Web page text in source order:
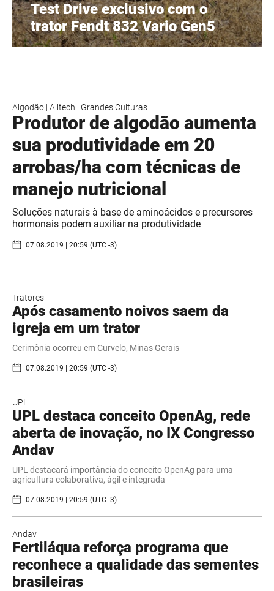
Test Drive exclusivo com o
trator Fendt 832 Vario Gen5
Algodão | Alltech | Grandes Culturas
Produtor de algodão aumenta
sua produtividade em 20
arrobas/ha com técnicas de
manejo nutricional
Soluções naturais à base de aminoácidos e precursores
hormonais podem auxiliar na produtividade
07.08.2019 | 20:59 (UTC -3)
Tratores
Após casamento noivos saem da
igreja em um trator
Cerimônia ocorreu em Curvelo, Minas Gerais
07.08.2019 | 20:59 (UTC -3)
UPL
UPL destaca conceito OpenAg, rede
aberta de inovação, no IX Congresso
Andav
UPL destacará importância do conceito OpenAg para uma
agricultura colaborativa, ágil e integrada
07.08.2019 | 20:59 (UTC -3)
Andav
Fertiláqua reforça programa que
reconhece a qualidade das sementes
brasileiras